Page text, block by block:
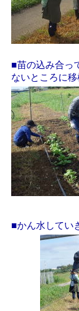
■苗の込み合っ
ないところに移
■かん水してい